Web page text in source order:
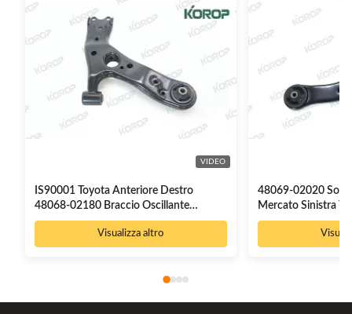
VIDEO
IS90001 Toyota Anteriore Destro
48068-02180 Braccio Oscillante
Sospensione Assy
Visualizza altro
48069-02020
Mercato Sinistra